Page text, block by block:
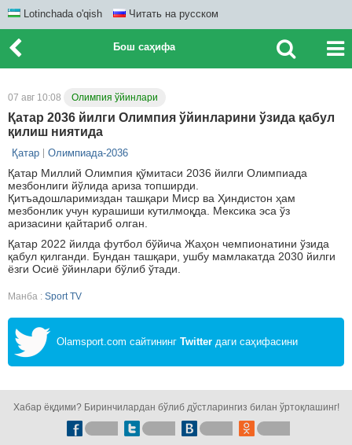
Lotinchada o'qish Читать на русском
Бош саҳифа
07 авг 10:08 Олимпия ўйинлари
Қатар 2036 йилги Олимпия ўйинларини ўзида қабул
қилиш ниятида
Қатар Олимпиада-2036
Қатар Миллий Олимпия қўмитаси 2036 йилги Олимпиада
мезбонлиги йўлида ариза топширди.
Қитъадошларимиздан ташқари Миср ва Ҳиндистон ҳам
мезбонлик учун курашиши кутилмоқда. Мексика эса ўз
аризасини қайтариб олган.
Қатар 2022 йилда футбол бўйича Жаҳон чемпионатини ўзида
қабул қилганди. Бундан ташқари, ушбу мамлакатда 2030 йилги
ёзги Осиё ўйинлари бўлиб ўтади.
Манба : Sport TV
Olamsport.com сайтининг Twitter даги саҳифасини
Хабар ёқдими? Биринчилардан бўлиб дўстларингиз билан ўртоқлашинг!